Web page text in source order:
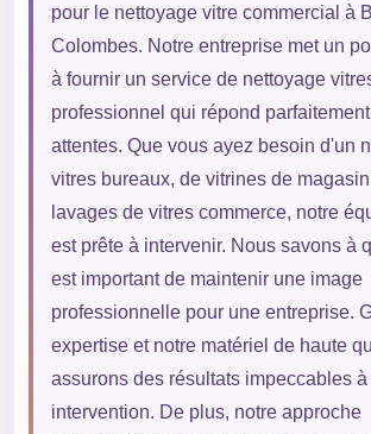
pour le nettoyage vitre commercial à
Colombes. Notre entreprise met un
à fournir un service de nettoyage
professionnel qui répond
attentes. Que vous ayez besoin d'un
vitres bureaux, de vitrines de
lavages de vitres commerce, notre
est prête à intervenir. Nous savons à
est important de maintenir une image
professionnelle pour une entreprise.
expertise et notre matériel de haute
assurons des résultats impeccables
intervention. De plus, notre approche